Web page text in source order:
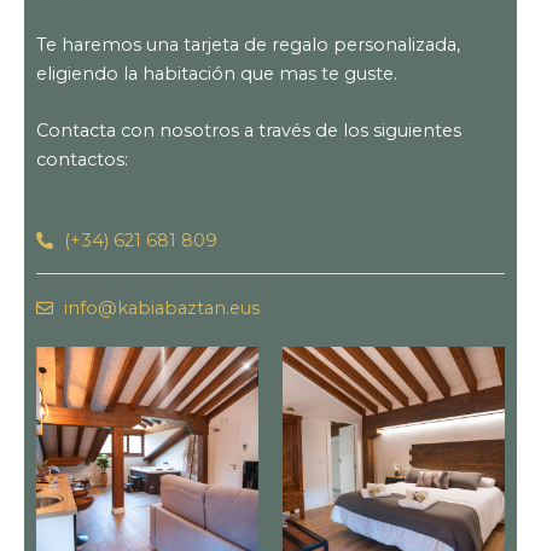
Te haremos una tarjeta de regalo personalizada,
eligiendo la habitación que mas te guste.
Contacta con nosotros a través de los siguientes
contactos:
(+34) 621 681 809
info@kabiabaztan.eus